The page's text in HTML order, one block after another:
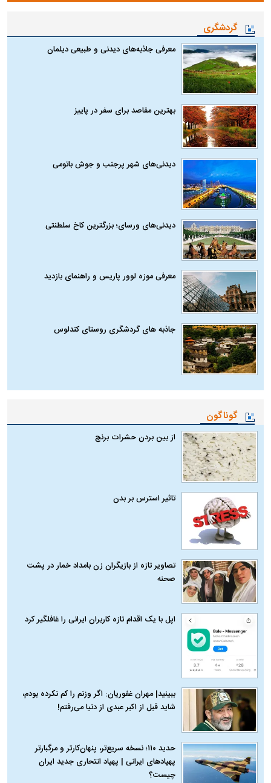
گردشگری
معرفی جاذبه‌های دیدنی و طبیعی دیلمان
بهترین مقاصد برای سفر در پاییز
دیدنی‌های شهر پرجنب و جوش باتومی
دیدنی‌های ورسای؛ بزرگترین کاخ سلطنتی
معرفی موزه لوور پاریس و راهنمای بازدید
جاذبه های گردشگری روستای کندلوس
گوناگون
از بین بردن حشرات برنج
تاثیر استرس بر بدن
تصاویر تازه از بازیگران زن بامداد خمار در پشت
صحنه
اپل با یک اقدام تازه کاربران ایرانی را غافلگیر کرد
ببینید| مهران غفوریان: اگر وزنم را کم نکرده بودم،
شاید قبل از اکبر عبدی از دنیا می‌رفتم!
حدید ۱۱۰؛ نسخه سریع‌تر، پنهان‌کارتر و مرگبارتر
پهپادهای ایرانی | پهپاد انتحاری جدید ایران
چیست؟